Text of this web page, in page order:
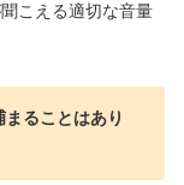
こえる適切な音量
ることはあり